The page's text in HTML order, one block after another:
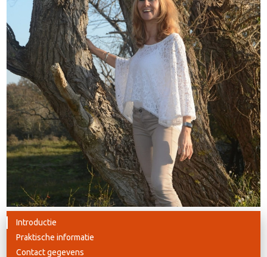
Introductie
Praktische informatie
Contact gegevens